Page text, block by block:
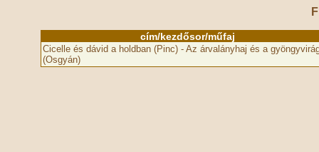
cím/kezdősor/műfaj
Cicelle és dávid a holdban (Pinc) - Az árvalányhaj és a
(Osgyán)